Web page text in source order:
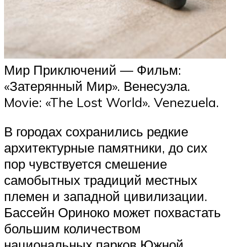
Мир Приключений — Фильм:
«Затерянный Мир». Венесуэла.
Movie: «The Lost World». Venezuela.
В городах сохранились редкие
архитектурные памятники, до сих
пор чувствуется смешение
самобытных традиций местных
племен и западной цивилизации.
Бассейн Ориноко может похвастать
большим количеством